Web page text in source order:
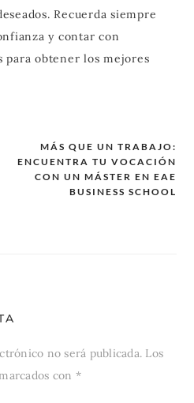
Recuerda siempre
y contar con
para obtener los mejores
MÁS QUE UN TRABAJO:
ENCUENTRA TU VOCACIÓN
CON UN MÁSTER EN EAE
BUSINESS SCHOOL
no será publicada. Los
con *